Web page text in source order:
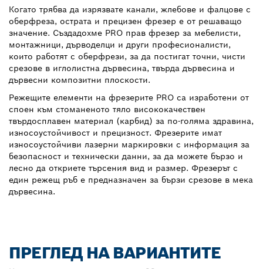
Когато трябва да изрязвате канали, жлебове и фалцове с
оберфреза, острата и прецизен фрезер е от решаващо
значение. Създадохме PRO прав фрезер за мебелисти,
монтажници, дърводелци и други професионалисти,
които работят с оберфрези, за да постигат точни, чисти
срезове в иглолистна дървесина, твърда дървесина и
дървесни композитни плоскости.
Режещите елементи на фрезерите PRO са изработени от
споен към стоманеното тяло висококачествен
твърдосплавен материал (карбид) за по-голяма здравина,
износоустойчивост и прецизност. Фрезерите имат
износоустойчиви лазерни маркировки с информация за
безопасност и технически данни, за да можете бързо и
лесно да откриете търсения вид и размер. Фрезерът с
един режещ ръб е предназначен за бързи срезове в мека
дървесина.
ПРЕГЛЕД НА ВАРИАНТИТЕ